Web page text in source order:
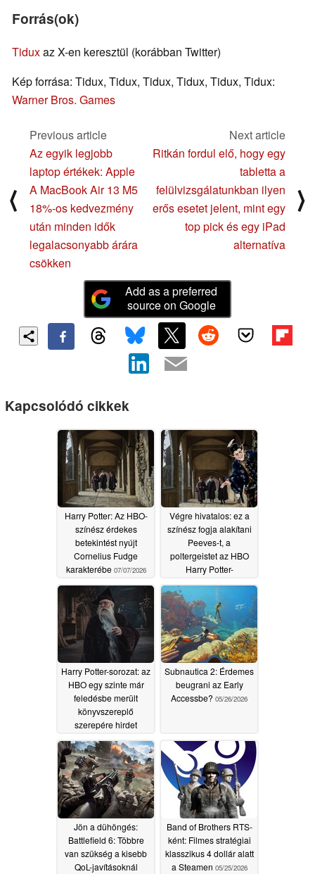
Forrás(ok)
Tiduxaz X-en keresztül (korábban Twitter)
Kép forrása: Tidux, Tidux, Tidux, Tidux, Tidux, Tidux:
Warner Bros. Games
⟨
Previous article
Az egyik legjobb
laptop értékek: Apple
A MacBook Air 13 M5
18%-os kedvezmény
után minden idők
legalacsonyabb árára
csökken
Next article
Ritkán fordul elő, hogy egy
tabletta a
felülvizsgálatunkban ilyen
erős esetet jelent, mint egy
top pick és egy iPad
alternatíva
⟩
Add as a preferred
source on Google
Kapcsolódó cikkek
Harry Potter: Az HBO-
színész érdekes
betekintést nyújt
Cornelius Fudge
karakterébe 07/07/2026
Végre hivatalos: ez a
színész fogja alakítani
Peeves-t, a
poltergeistet az HBO
Harry Potter-
06/18/2026
Harry Potter-sorozat: az
HBO egy szinte már
feledésbe merült
könyvszereplő
szerepére hirdet
reményt kelt egy
hűséges adaptációra
06/15/2026
Subnautica 2: Érdemes
beugrani az Early
Accessbe? 05/26/2026
Jön a dühöngés:
Battlefield 6: Többre
van szükség a kisebb
QoL-javításoknál
Band of Brothers RTS-
ként: Filmes stratégiai
klasszikus 4 dollár alatt
a Steamen 05/25/2026